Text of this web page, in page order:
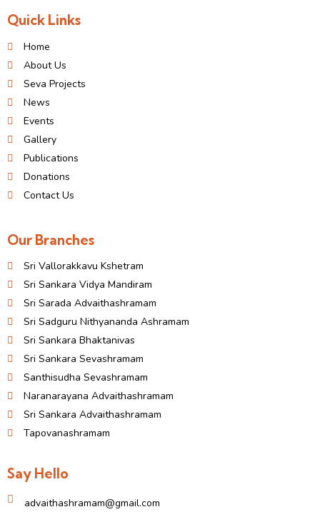
Quick Links
Home
About Us
Seva Projects
News
Events
Gallery
Publications
Donations
Contact Us
Our Branches
Sri Vallorakkavu Kshetram
Sri Sankara Vidya Mandiram
Sri Sarada Advaithashramam
Sri Sadguru Nithyananda Ashramam
Sri Sankara Bhaktanivas
Sri Sankara Sevashramam
Santhisudha Sevashramam
Naranarayana Advaithashramam
Sri Sankara Advaithashramam
Tapovanashramam
Say Hello
advaithashramam@gmail.com